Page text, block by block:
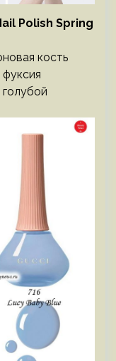
Polish Spring
кость